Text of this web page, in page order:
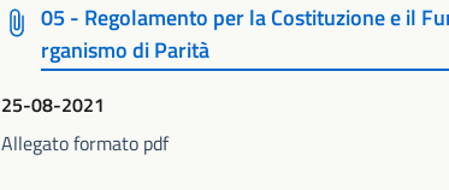
05 - Regolamento per la Costituzione e il
rganismo di Parità
25-08-2021
Allegato formato pdf